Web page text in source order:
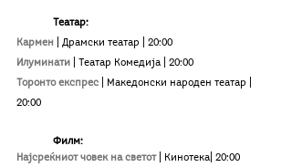
	Teатар:
Кармен
| Драмски театар | 20:00
Илуминати
| Театар Комедија
| 20:00
Торонто експрес
| Македонски народен театар
20:00
Најсреќниот човек на светот
| Кинотека| 20:00